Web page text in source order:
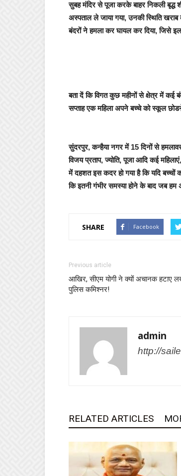
सुबह मंदिर से पूजा करके बाहर निकली बृद्ध
अस्पताल ले जाया गया, उनकी स्थिति खराब
बंदरों ने हमला कर घायल कर दिया, जिसे
बता दें कि विगत कुछ महीनों से क्षेत्र में
सप्ताह एक महिला अपने बच्चे को स्कूल
सुंदरपुर, कन्हैया नगर में 15 दिनों से
विजय प्रताप, ज्योति, पूजा आदि कई
में दहशत इस कदर हो गया है कि यदि बच्चों
कि इतनी गंभीर समस्या होने के बाद जब हम
SHARE Facebook
Previous article
आखिर, सीएम योगी ने क्यों अचानक
पुलिस कमिश्नर!
admin
http://
RELATED ARTICLES